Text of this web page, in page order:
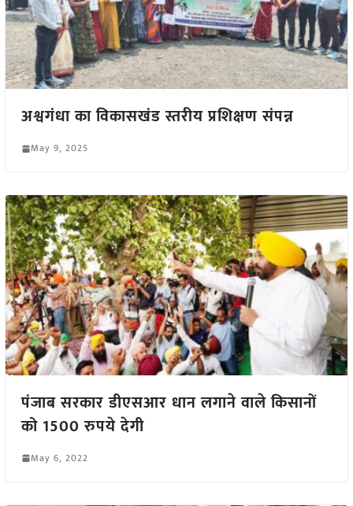
अश्वगंधा का विकासखंड स्तरीय प्रशिक्षण संपन्न
May 9, 2025
पंजाब सरकार डीएसआर धान लगाने वाले किसानों
को 1500 रुपये देगी
May 6, 2022